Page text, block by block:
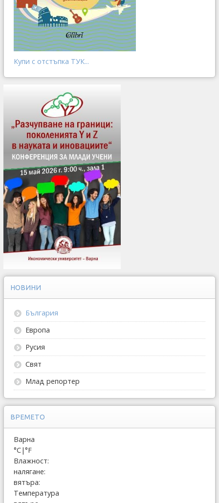
Купи с отстъпка ТУК...
НОВИНИ
България
Европа
Русия
Свят
Млад репортер
ВРЕМЕТО
Варна
°C|°F
Влажност:
налягане:
вятъра:
Температура